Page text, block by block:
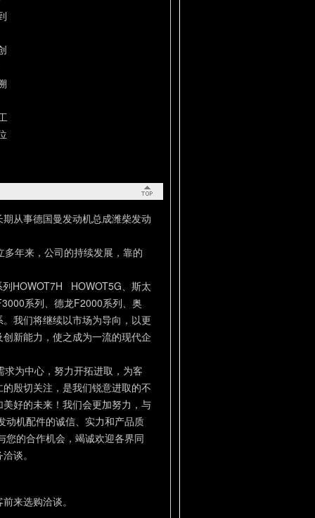
从事德国曼发动机总成潍柴发动
年来，公司的持续发展，靠的
HOWOT7H HOWOT5G、斯太
系列、德龙F2000系列、奥
我们将继续以市场为导向，以更
新能力，使之成为一流的现代企
为中心，努力开拓进取，为客
殷切关注，是我们锐意进取的不
好的未来！我们会更加努力，与
动机配件的诚信、实力和产品质
您的合作机会，竭诚欢迎各界同
谈。
来选购洽谈。